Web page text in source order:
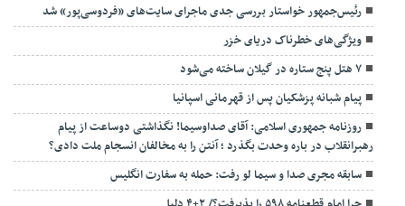
رئیس‌جمهور خواستار بررسی جدی ماجرای سایت‌های «فردوسی‌پور» شد
ویژگی‌های خطرناک دریای خزر
۷ هتل پنج ستاره در گیلان ساخته می‌شود
پیام شبانه پزشکیان پس از قهرمانی اسپانیا
روزنامه جمهوری اسلامی: آقای صداوسیما! نگذاشتی دوساعت از پیام
رهبرانقلاب در باره وحدت بگذرد ؛ آنتن را به مخالفان انسجام ملت دادی؟
سابقه مجری صدا و سیما لو رفت: حمله به سفارت انگلیس